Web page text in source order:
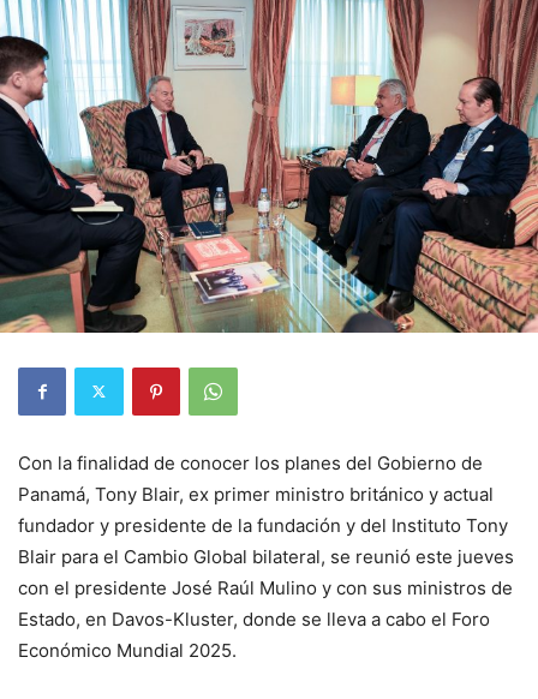
Con la finalidad de conocer los planes del Gobierno de
Panamá, Tony Blair, ex primer ministro británico y actual
fundador y presidente de la fundación y del Instituto Tony
Blair para el Cambio Global bilateral, se reunió este jueves
con el presidente José Raúl Mulino y con sus ministros de
Estado, en Davos-Kluster, donde se lleva a cabo el Foro
Económico Mundial 2025.